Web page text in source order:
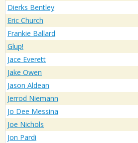
Dierks Bentley
Eric Church
Frankie Ballard
Glup!
Jace Everett
Jake Owen
Jason Aldean
Jerrod Niemann
Jo Dee Messina
Joe Nichols
Jon Pardi